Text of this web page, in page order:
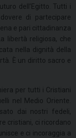
dell’Egitto. Tutti i
di partecipare
e pari cittadinanza
libertà religiosa, che
nella dignità della
È un diritto sacro e
per tutti i Cristiani
nel Medio Oriente.
dai nostri fedeli,
cristiani, ci ricordano
e ci incoraggia a